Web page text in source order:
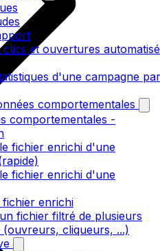
clics et ouvertures
d'une campagne par
comportementales
comportementales -
fichier enrichi d'une
fichier enrichi d'une
enrichi
fichier filtré de plusieurs
(ouvreurs, cliqueurs, ...)